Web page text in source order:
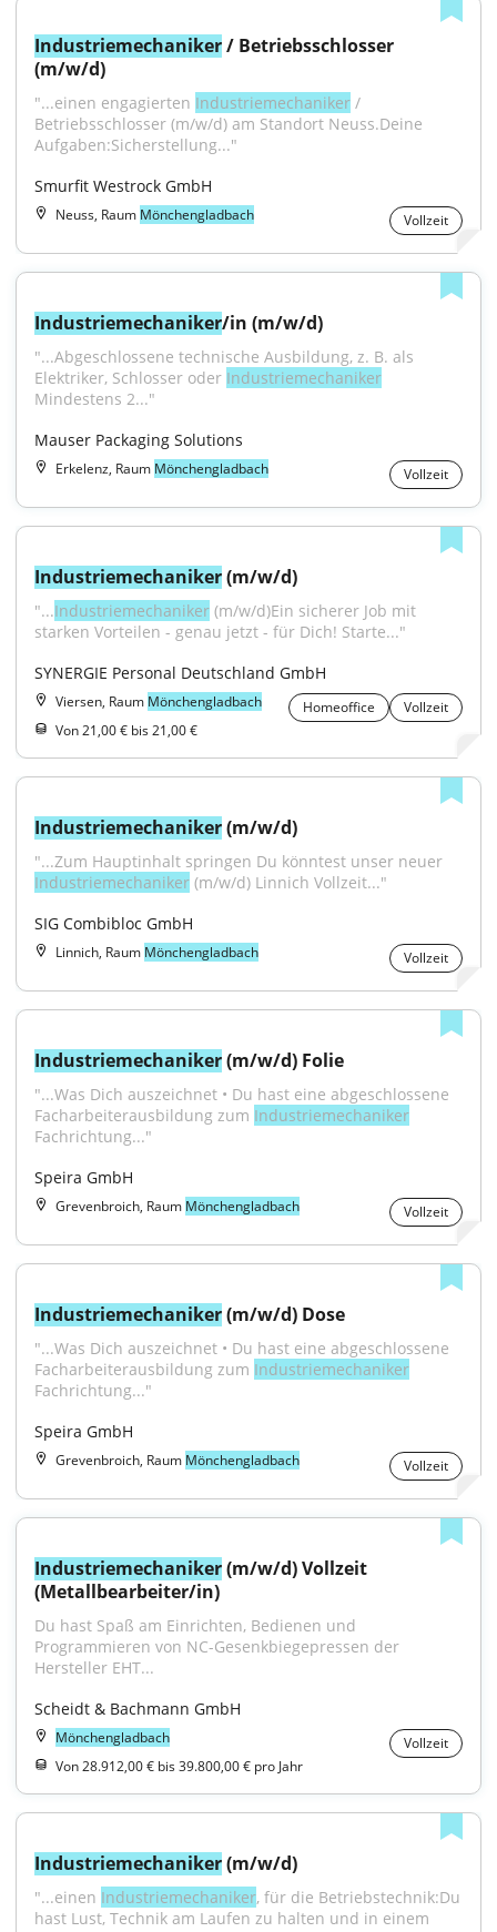
Industriemechaniker / Betriebsschlosser
(m/w/d)
"...einen engagierten Industriemechaniker /
Betriebsschlosser (m/w/d) am Standort Neuss.Deine
Aufgaben:Sicherstellung..."
Smurfit Westrock GmbH
Neuss, Raum Mönchengladbach Vollzeit
Industriemechaniker/in (m/w/d)
"...Abgeschlossene technische Ausbildung, z. B. als
Elektriker, Schlosser oder Industriemechaniker
Mindestens 2..."
Mauser Packaging Solutions
Erkelenz, Raum Mönchengladbach Vollzeit
Industriemechaniker (m/w/d)
"...Industriemechaniker (m/w/d)Ein sicherer Job mit
starken Vorteilen - genau jetzt - für Dich! Starte..."
SYNERGIE Personal Deutschland GmbH
Viersen, Raum Mönchengladbach Homeoffice
Vollzeit
Von 21,00 € bis 21,00 €
Industriemechaniker (m/w/d)
Industriemechaniker (m/w/d) Linnich Vollzeit..."
SIG Combibloc GmbH
Linnich, Raum Mönchengladbach Vollzeit
Industriemechaniker (m/w/d) Folie
"...Was Dich auszeichnet • Du hast eine abgeschlossene
Facharbeiterausbildung zum Industriemechaniker
Fachrichtung..."
Speira GmbH
Grevenbroich, Raum Mönchengladbach Vollzeit
Industriemechaniker (m/w/d) Dose
"...Was Dich auszeichnet • Du hast eine abgeschlossene
Facharbeiterausbildung zum Industriemechaniker
Fachrichtung..."
Speira GmbH
Grevenbroich, Raum Mönchengladbach Vollzeit
Industriemechaniker (m/w/d) Vollzeit
(Metallbearbeiter/in)
Du hast Spaß am Einrichten, Bedienen und
Programmieren von NC-Gesenkbiegepressen der
Hersteller EHT...
Scheidt & Bachmann GmbH
Mönchengladbach
Vollzeit
Von 28.912,00 € bis 39.800,00 € pro Jahr
Industriemechaniker (m/w/d)
"...einen Industriemechaniker, für die Betriebstechnik:Du
hast Lust, Technik am Laufen zu halten und in einem